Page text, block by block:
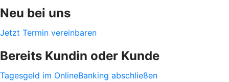
Neu bei uns
Jetzt Termin vereinbaren
Bereits Kundin oder Kunde
Tagesgeld im OnlineBanking abschließen